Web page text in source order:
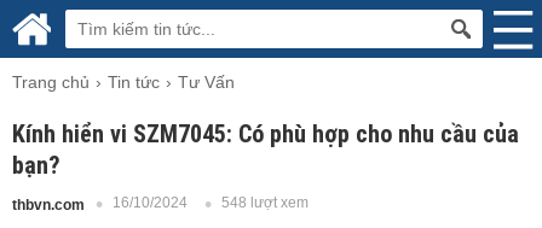
Trang chủ Tin tức Tư Vấn
Kính hiển vi SZM7045: Có phù hợp cho nhu cầu của
bạn?
thbvn.com 16/10/2024 548 lượt xem